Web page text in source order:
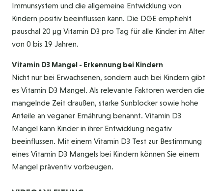
Immunsystem und die allgemeine Entwicklung von
Kindern positiv beeinflussen kann. Die DGE empfiehlt
pauschal 20 µg Vitamin D3 pro Tag für alle Kinder im Alter
von 0 bis 19 Jahren.
Vitamin D3 Mangel - Erkennung bei Kindern
Nicht nur bei Erwachsenen, sondern auch bei Kindern gibt
es Vitamin D3 Mangel. Als relevante Faktoren werden die
mangelnde Zeit draußen, starke Sunblocker sowie hohe
Anteile an veganer Ernährung benannt. Vitamin D3
Mangel kann Kinder in ihrer Entwicklung negativ
beeinflussen. Mit einem Vitamin D3 Test zur Bestimmung
eines Vitamin D3 Mangels bei Kindern können Sie einem
Mangel präventiv vorbeugen.